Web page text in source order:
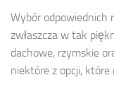
Wybór
zwłaszcza w tak
dachowe, rzymskie
niektóre z opcji,